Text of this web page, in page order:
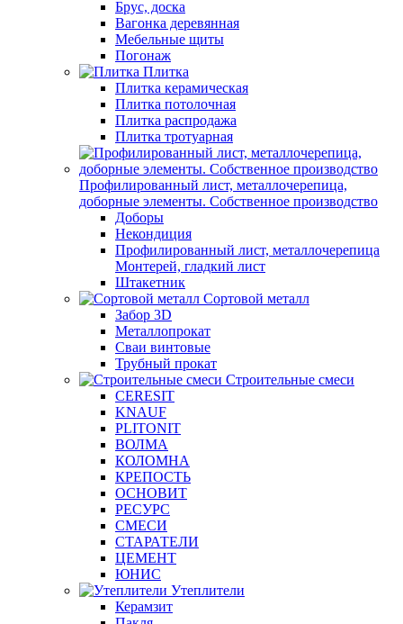
Брус, доска
Вагонка деревянная
Мебельные щиты
Погонаж
Плитка
Плитка керамическая
Плитка потолочная
Плитка распродажа
Плитка тротуарная
Профилированный лист, металлочерепица,
доборные элементы. Собственное производство
Доборы
Некондиция
Профилированный лист, металлочерепица
Монтерей, гладкий лист
Штакетник
Сортовой металл
Забор 3D
Металлопрокат
Сваи винтовые
Трубный прокат
Строительные смеси
CERESIT
KNAUF
PLITONIT
ВОЛМА
КОЛОМНА
КРЕПОСТЬ
ОСНОВИТ
РЕСУРС
СМЕСИ
СТАРАТЕЛИ
ЦЕМЕНТ
ЮНИС
Утеплители
Керамзит